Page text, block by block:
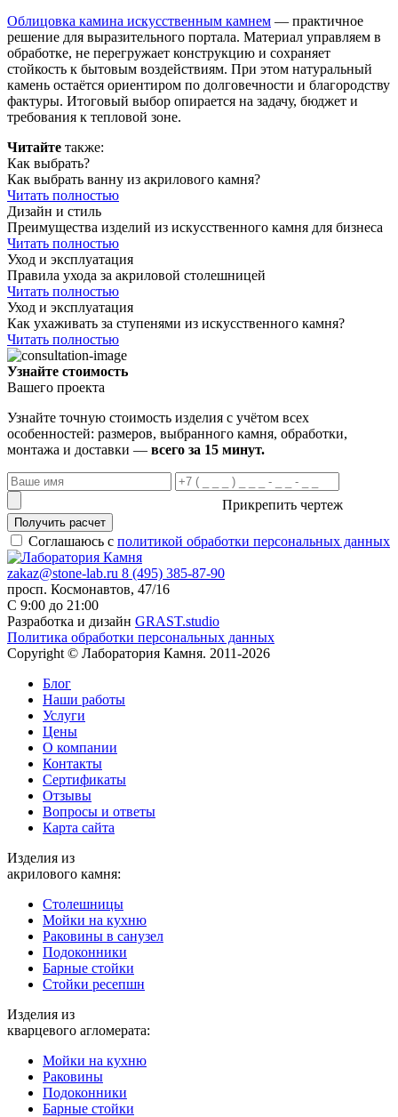
Облицовка камина искусственным камнем — практичное
решение для выразительного портала. Материал управляем в
обработке, не перегружает конструкцию и сохраняет
стойкость к бытовым воздействиям. При этом натуральный
камень остаётся ориентиром по долговечности и благородству
фактуры. Итоговый выбор опирается на задачу, бюджет и
требования к тепловой зоне.
Читайте также:
Как выбрать?
Как выбрать ванну из акрилового камня?
Читать полностью
Дизайн и стиль
Преимущества изделий из искусственного камня для бизнеса
Читать полностью
Уход и эксплуатация
Правила ухода за акриловой столешницей
Читать полностью
Уход и эксплуатация
Как ухаживать за ступенями из искусственного камня?
Читать полностью
Узнайте стоимость
Вашего проекта
Узнайте точную стоимость изделия с учётом всех
особенностей: размеров, выбранного камня, обработки,
монтажа и доставки — всего за 15 минут.
Прикрепить чертеж
Получить расчет
Соглашаюсь с политикой обработки персональных данных
zakaz@stone-lab.ru 8 (495) 385-87-90
просп. Космонавтов, 47/16
С 9:00 до 21:00
Разработка и дизайн GRAST.studio
Политика обработки персональных данных
Copyright © Лаборатория Камня. 2011-2026
Блог
Наши работы
Услуги
Цены
О компании
Контакты
Cертификаты
Отзывы
Вопросы и ответы
Карта сайта
Изделия из
акрилового камня:
Столешницы
Мойки на кухню
Раковины в санузел
Подоконники
Барные стойки
Стойки ресепшн
Изделия из
кварцевого агломерата:
Мойки на кухню
Раковины
Подоконники
Барные стойки